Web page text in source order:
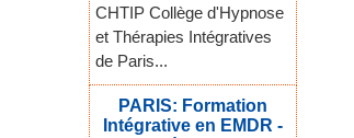
CHTIP Collège d'Hypnose
et Thérapies Intégratives
de Paris...
PARIS: Formation
Intégrative en EMDR -